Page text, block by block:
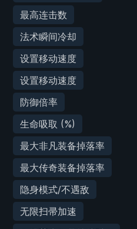
最高连击数
法术瞬间冷却
设置移动速度
设置移动速度
防御倍率
生命吸取 (%)
最大非凡装备掉落率
最大传奇装备掉落率
隐身模式/不遇敌
无限扫帚加速